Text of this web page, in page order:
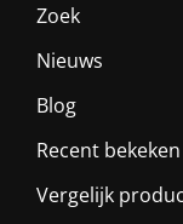
Zoek
Nieuws
Blog
Recent
Vergelijk